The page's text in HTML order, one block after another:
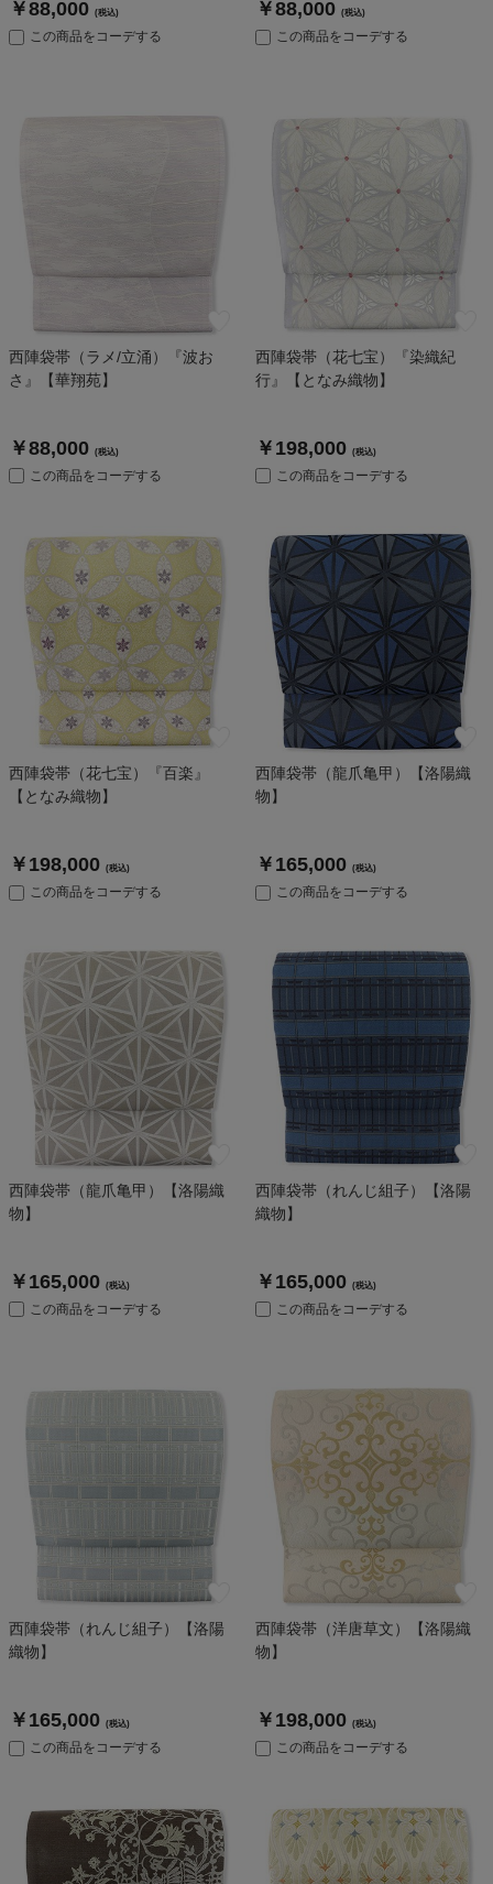
￥88,000 (税込)
この商品をコーデする
￥88,000 (税込)
この商品をコーデする
西陣袋帯（ラメ/立涌）『波お
さ』【華翔苑】
￥88,000 (税込)
この商品をコーデする
西陣袋帯（花七宝）『染織紀
行』【となみ織物】
￥198,000 (税込)
この商品をコーデする
西陣袋帯（花七宝）『百楽』
【となみ織物】
￥198,000 (税込)
この商品をコーデする
西陣袋帯（龍爪亀甲）【洛陽織
物】
￥165,000 (税込)
この商品をコーデする
西陣袋帯（龍爪亀甲）【洛陽織
物】
￥165,000 (税込)
この商品をコーデする
西陣袋帯（れんじ組子）【洛陽
織物】
￥165,000 (税込)
この商品をコーデする
西陣袋帯（れんじ組子）【洛陽
織物】
￥165,000 (税込)
この商品をコーデする
西陣袋帯（洋唐草文）【洛陽織
物】
￥198,000 (税込)
この商品をコーデする